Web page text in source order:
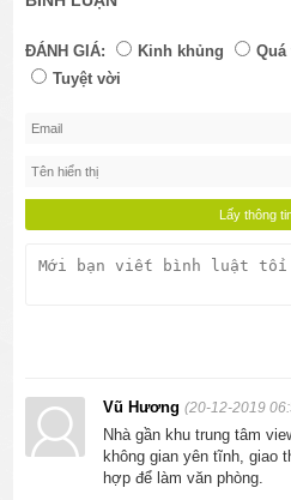
ĐÁNH GIÁ: Kinh khủng Quá
Tuyệt vời
Vũ Hương(20-12-2019
Nhà gần khu trung tâm
không gian yên tĩnh, giao
hợp để làm văn phòng.